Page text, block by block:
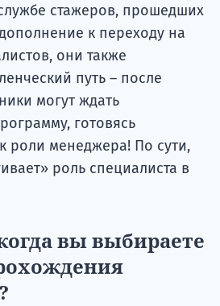
стажеров, прошедших
к переходу на
они также
путь – после
могут ждать
готовясь
роли менеджера! По сути,
роль специалиста в
вы выбираете